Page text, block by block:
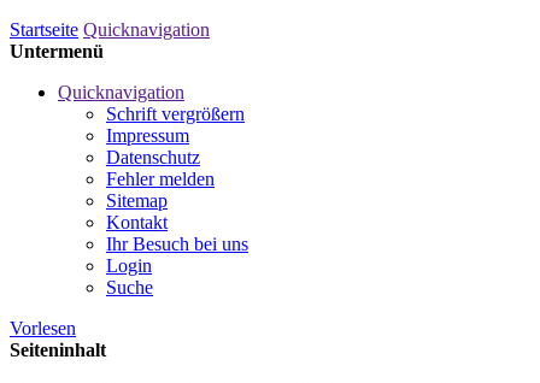
Startseite Quicknavigation
Untermenü
Quicknavigation
Schrift vergrößern
Impressum
Datenschutz
Fehler melden
Sitemap
Kontakt
Ihr Besuch bei uns
Login
Suche
Vorlesen
Seiteninhalt